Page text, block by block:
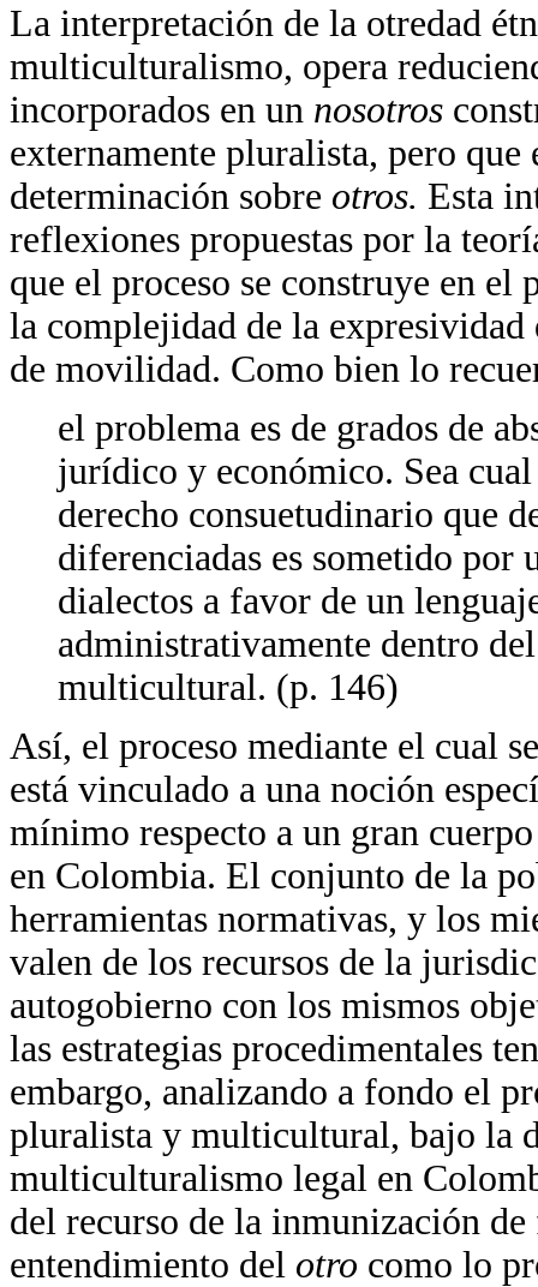
La interpretación de la otredad
multiculturalismo, opera
incorporados en un nosotros
externamente pluralista, pero
determinación sobre otros. Esta
reflexiones propuestas por la
que el proceso se construye en
la complejidad de la
de movilidad. Como bien lo
el problema es de grados de
jurídico y económico. Sea
derecho consuetudinario que
diferenciadas es sometido por
dialectos a favor de un
administrativamente dentro
multicultural. (p. 146)
Así, el proceso mediante el cual
está vinculado a una noción
mínimo respecto a un gran
en Colombia. El conjunto de la
herramientas normativas, y los
valen de los recursos de la
autogobierno con los mismos
las estrategias procedimentales
embargo, analizando a fondo el
pluralista y multicultural, bajo la
multiculturalismo legal en
del recurso de la inmunización de
entendimiento del otro como lo